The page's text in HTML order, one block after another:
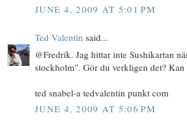
JUNE 4, 2009 AT 5:01 PM
Ted Valentin said...
@Fredrik. Jag hittar inte Sushikartan
stockholm". Gör du verkligen det?
ted snabel-a tedvalentin punkt com
JUNE 4, 2009 AT 5:06 PM